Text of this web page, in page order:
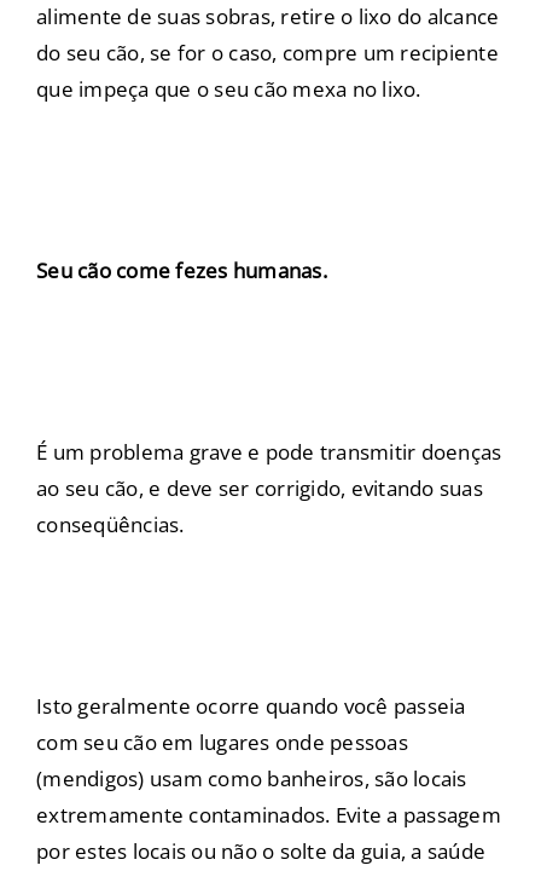
alimente de suas sobras, retire o lixo do alcance
do seu cão, se for o caso, compre um recipiente
que impeça que o seu cão mexa no lixo.
Seu cão come fezes humanas.
É um problema grave e pode transmitir doenças
ao seu cão, e deve ser corrigido, evitando suas
conseqüências.
Isto geralmente ocorre quando você passeia
com seu cão em lugares onde pessoas
(mendigos) usam como banheiros, são locais
extremamente contaminados. Evite a passagem
por estes locais ou não o solte da guia, a saúde